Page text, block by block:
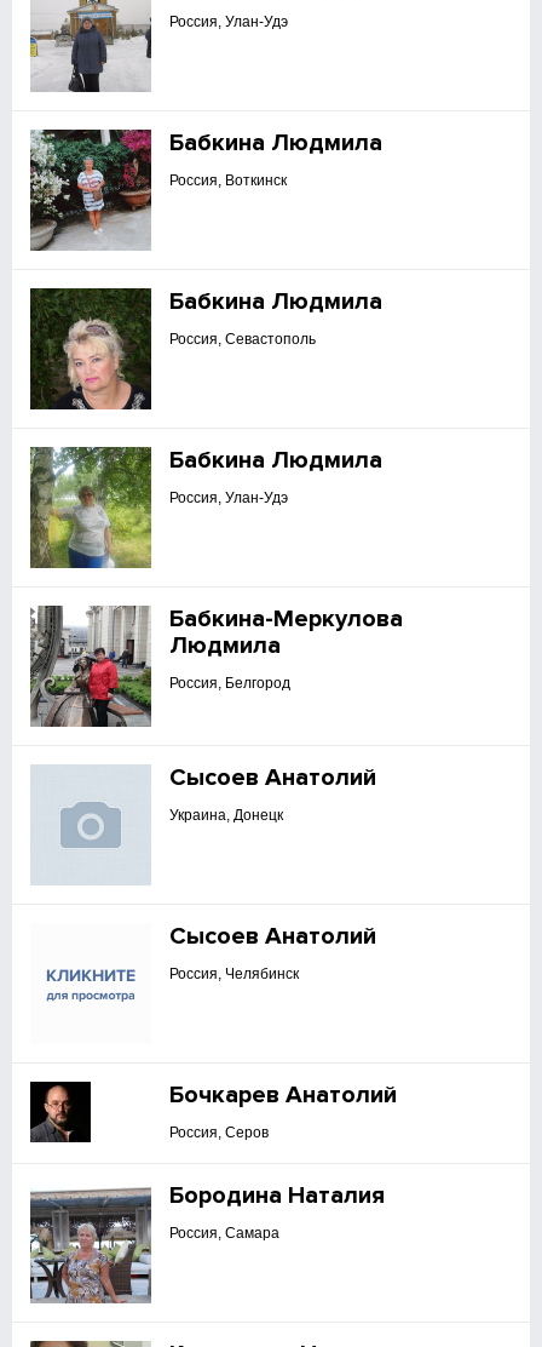
Россия, Улан-Удэ
Бабкина Людмила
Россия, Воткинск
Бабкина Людмила
Россия, Севастополь
Бабкина Людмила
Россия, Улан-Удэ
Бабкина-Меркулова
Людмила
Россия, Белгород
Сысоев Анатолий
Украина, Донецк
Сысоев Анатолий
Россия, Челябинск
Бочкарев Анатолий
Россия, Серов
Бородина Наталия
Россия, Самара